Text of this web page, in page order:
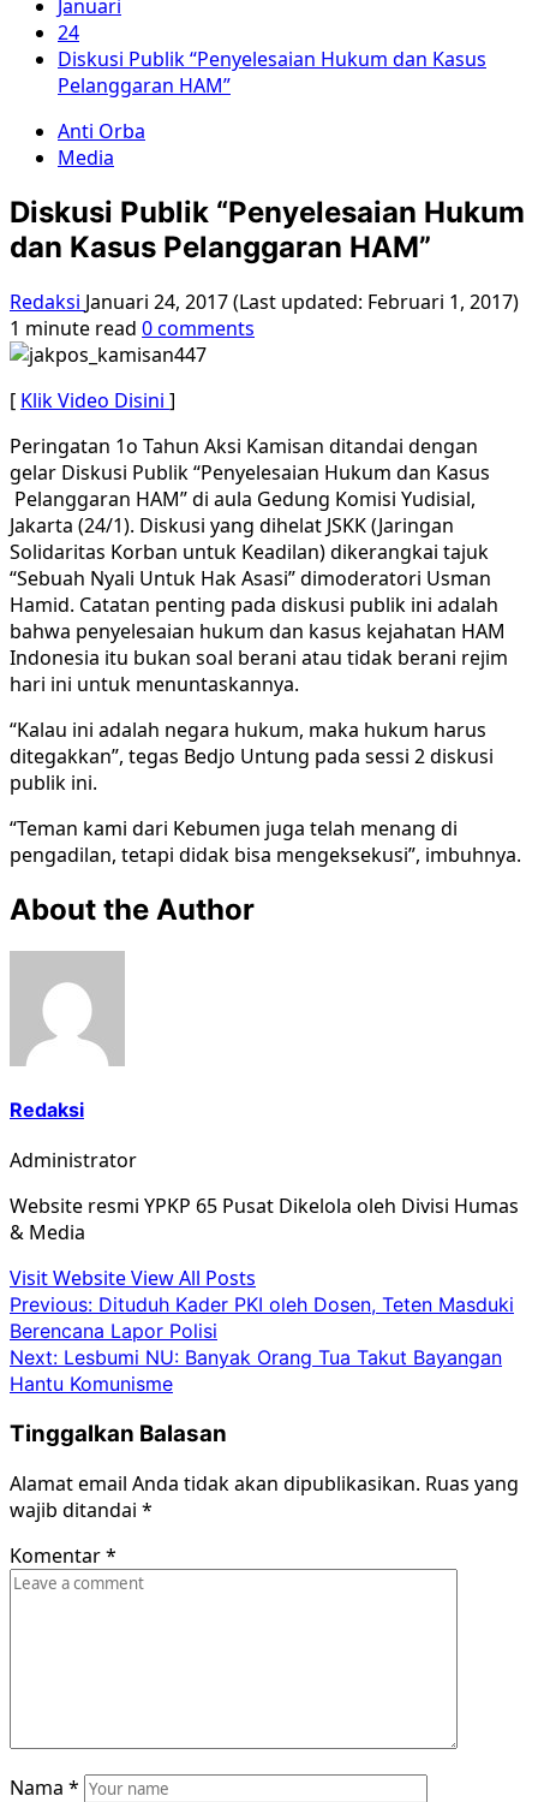
Januari
24
Diskusi Publik “Penyelesaian Hukum dan Kasus
Pelanggaran HAM”
Anti Orba
Media
Diskusi Publik “Penyelesaian Hukum
dan Kasus Pelanggaran HAM”
Redaksi Januari 24, 2017 (Last updated: Februari 1, 2017)
1 minute read 0 comments
[ Klik Video Disini ]
Peringatan 1o Tahun Aksi Kamisan ditandai dengan
gelar Diskusi Publik “Penyelesaian Hukum dan Kasus
Pelanggaran HAM” di aula Gedung Komisi Yudisial,
Jakarta (24/1). Diskusi yang dihelat JSKK (Jaringan
Solidaritas Korban untuk Keadilan) dikerangkai tajuk
“Sebuah Nyali Untuk Hak Asasi” dimoderatori Usman
Hamid. Catatan penting pada diskusi publik ini adalah
bahwa penyelesaian hukum dan kasus kejahatan HAM
Indonesia itu bukan soal berani atau tidak berani rejim
hari ini untuk menuntaskannya.
“Kalau ini adalah negara hukum, maka hukum harus
ditegakkan”, tegas Bedjo Untung pada sessi 2 diskusi
publik ini.
“Teman kami dari Kebumen juga telah menang di
pengadilan, tetapi didak bisa mengeksekusi”, imbuhnya.
About the Author
Redaksi
Administrator
Website resmi YPKP 65 Pusat Dikelola oleh Divisi Humas
& Media
Visit WebsiteView All Posts
Post
navigation
Previous: Dituduh Kader PKI oleh Dosen, Teten Masduki
Berencana Lapor Polisi
Next: Lesbumi NU: Banyak Orang Tua Takut Bayangan
Hantu Komunisme
Tinggalkan Balasan
Alamat email Anda tidak akan dipublikasikan. Ruas yang
wajib ditandai *
Komentar*
Nama *